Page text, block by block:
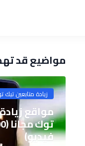
مواضيع قد
زيادة متابعين تيك
مواقع
فيديو)